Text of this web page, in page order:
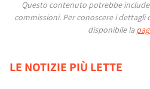
Questo contenuto potrebbe
commissioni. Per conoscere i dettagli
disponibile la
LE NOTIZIE PIÙ LETTE